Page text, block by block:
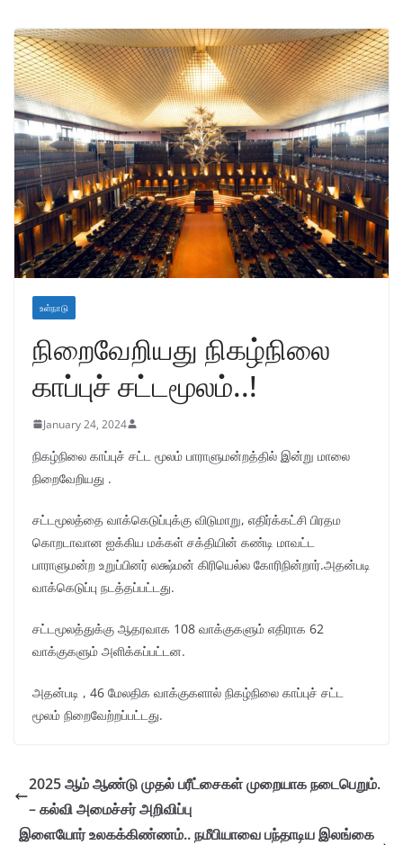
உள்நாடு
நிறைவேறியது நிகழ்நிலை
காப்புச் சட்டமூலம்..!
January 24, 2024
நிகழ்நிலை காப்புச் சட்ட மூலம் பாராளுமன்றத்தில் இன்று மாலை
நிறைவேறியது .
சட்டமூலத்தை வாக்கெடுப்புக்கு விடுமாறு, எதிர்க்கட்சி பிரதம
கொறடாவான ஐக்கிய மக்கள் சக்தியின் கண்டி மாவட்ட
பாராளுமன்ற உறுப்பினர் லக்ஷ்மன் கிரியெல்ல கோரிநின்றார்.அதன்படி
வாக்கெடுப்பு நடத்தப்பட்டது.
சட்டமூலத்துக்கு ஆதரவாக 108 வாக்குகளும் எதிராக 62
வாக்குகளும் அளிக்கப்பட்டன.
அதன்படி , 46 மேலதிக வாக்குகளால் நிகழ்நிலை காப்புச் சட்ட
மூலம் நிறைவேற்றப்பட்டது.
2025 ஆம் ஆண்டு முதல் பரீட்சைகள் முறையாக நடைபெறும்.
– கல்வி அமைச்சர் அறிவிப்பு
இளையோர் உலகக்கிண்ணம்.. நமீபியாவை பந்தாடிய இலங்கை